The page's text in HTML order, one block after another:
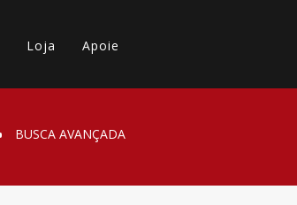
Loja Apoie
BUSCA AVANÇADA